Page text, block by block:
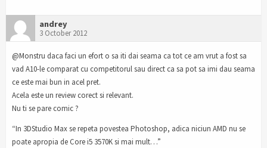
andrey
3 October 2012
@Monstru daca faci un efort o sa iti dai seama ca tot ce am vrut a fost sa
vad A10-le comparat cu competitorul sau direct ca sa pot sa imi dau seama
ce este mai bun in acel pret.
Acela este un review corect si relevant.
Nu ti se pare comic ?
“In 3DStudio Max se repeta povestea Photoshop, adica niciun AMD nu se
poate apropia de Core i5 3570K si mai mult…”